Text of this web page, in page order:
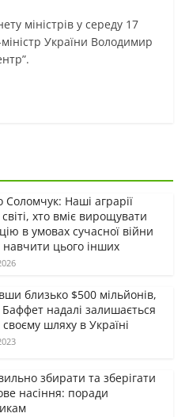
міністрів у середу 17
України Володимир
Наші аграрії
хто вміє вирощувати
в умовах сучасної війни
цього інших
близько $500 мільйонів,
надалі залишається
шляху в Україні
збирати та зберігати
насіння: поради